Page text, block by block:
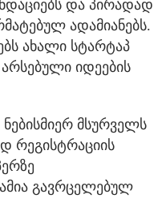
და პირადად
ადამიანებს.
ახალი სტარტაპ
იდეების
მსურველს
რეგისტრაციის
გავრცელებულ